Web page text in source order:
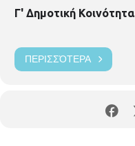
Γ' Δημοτική Κοινότητα
ΠΕΡΙΣΣΌΤΕΡΑ